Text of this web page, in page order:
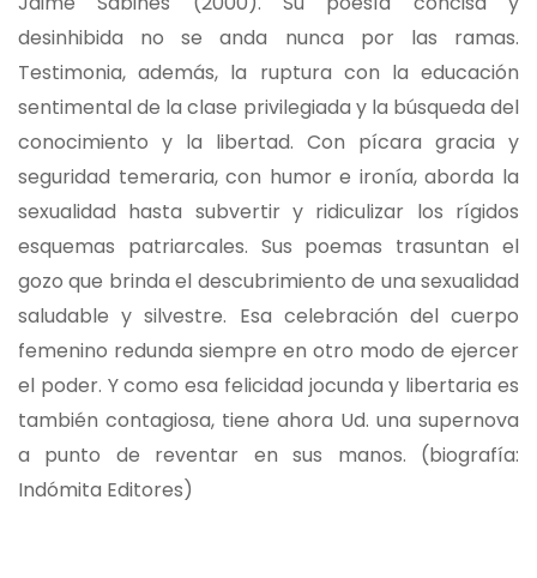
desinhibida no se anda nunca por las ramas.
Testimonia, además, la ruptura con la educación
sentimental de la clase privilegiada y la búsqueda del
conocimiento y la libertad. Con pícara gracia y
seguridad temeraria, con humor e ironía, aborda la
sexualidad hasta subvertir y ridiculizar los rígidos
esquemas patriarcales. Sus poemas trasuntan el
gozo que brinda el descubrimiento de una sexualidad
saludable y silvestre. Esa celebración del cuerpo
femenino redunda siempre en otro modo de ejercer
el poder. Y como esa felicidad jocunda y libertaria es
también contagiosa, tiene ahora Ud. una supernova
a punto de reventar en sus manos. (biografía:
Indómita Editores)